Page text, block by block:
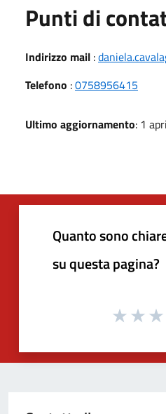
Punti di
Indirizzo mail :
Telefono :0758956415
Ultimo aggiornamento: 1
Quanto sono
su questa pagina?